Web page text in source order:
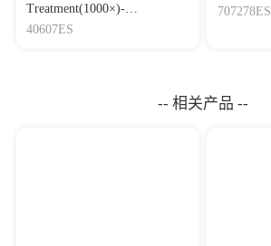
Treatment(1000×)-
Mycoplasma Elimination
40607ES
707278ES
-- 相关产品 --